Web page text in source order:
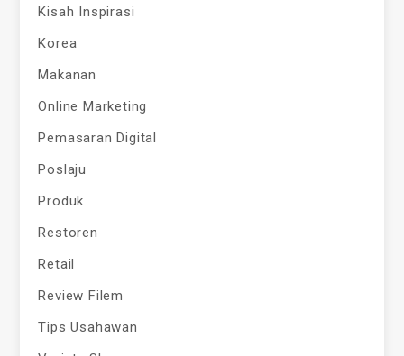
Kisah Inspirasi
Korea
Makanan
Online Marketing
Pemasaran Digital
Poslaju
Produk
Restoren
Retail
Review Filem
Tips Usahawan